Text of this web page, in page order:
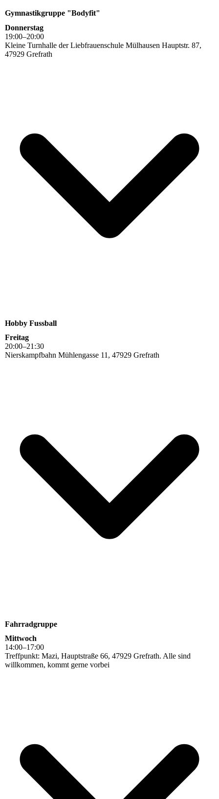
Gymnastikgruppe "Bodyfit"
Donnerstag
19:00–20:00
Kleine Turnhalle der Liebfrauenschule Mülhausen Hauptstr. 87,
47929 Grefrath
Hobby Fussball
Freitag
20:00–21 :30
Nierskampfbahn Mühlengasse 11, 47929 Grefrath
Fahrradgruppe
Mittwoch
14:00–17:00
Treffpunkt: Mazi, Hauptstraße 66, 47929 Grefrath. Alle sind
willkommen, kommt gerne vorbei